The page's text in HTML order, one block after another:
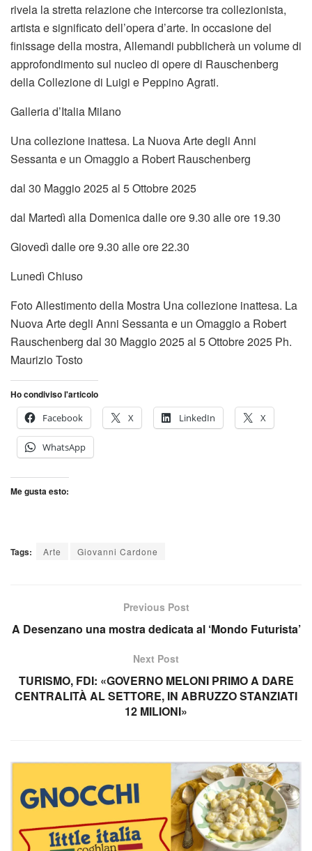
rivela la stretta relazione che intercorse tra collezionista,
artista e significato dell’opera d’arte. In occasione del
finissage della mostra, Allemandi pubblicherà un volume di
approfondimento sul nucleo di opere di Rauschenberg
della Collezione di Luigi e Peppino Agrati.
Galleria d’Italia Milano
Una collezione inattesa. La Nuova Arte degli Anni
Sessanta e un Omaggio a Robert Rauschenberg
dal 30 Maggio 2025 al 5 Ottobre 2025
dal Martedì alla Domenica dalle ore 9.30 alle ore 19.30
Giovedì dalle ore 9.30 alle ore 22.30
Lunedì Chiuso
Foto Allestimento della Mostra Una collezione inattesa. La
Nuova Arte degli Anni Sessanta e un Omaggio a Robert
Rauschenberg dal 30 Maggio 2025 al 5 Ottobre 2025 Ph.
Maurizio Tosto
Ho condiviso l'articolo
Facebook
X LinkedIn X
WhatsApp
Me gusta esto:
Tags: Arte Giovanni Cardone
Previous Post
A Desenzano una mostra dedicata al ‘Mondo Futurista’
Next Post
TURISMO, FDI: «GOVERNO MELONI PRIMO A DARE
CENTRALITÀ AL SETTORE, IN ABRUZZO STANZIATI
12 MILIONI»